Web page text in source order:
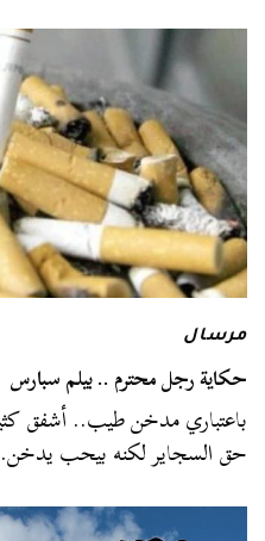
مرسال
حكاية رجل محترم .. بيلم سبارس
باعتباري مدخن طيب.. أشفق
حق السجاير لكنه بيحب